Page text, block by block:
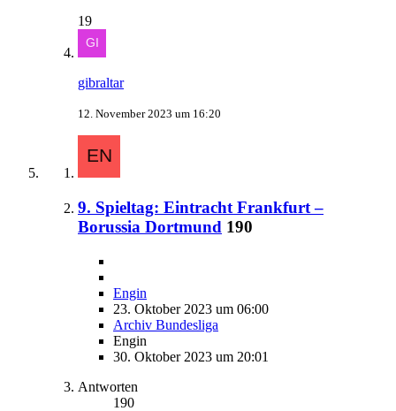
19
gibraltar
12. November 2023 um 16:20
9. Spieltag: Eintracht Frankfurt –
Borussia Dortmund 190
Engin
23. Oktober 2023 um 06:00
Archiv Bundesliga
Engin
30. Oktober 2023 um 20:01
Antworten
190